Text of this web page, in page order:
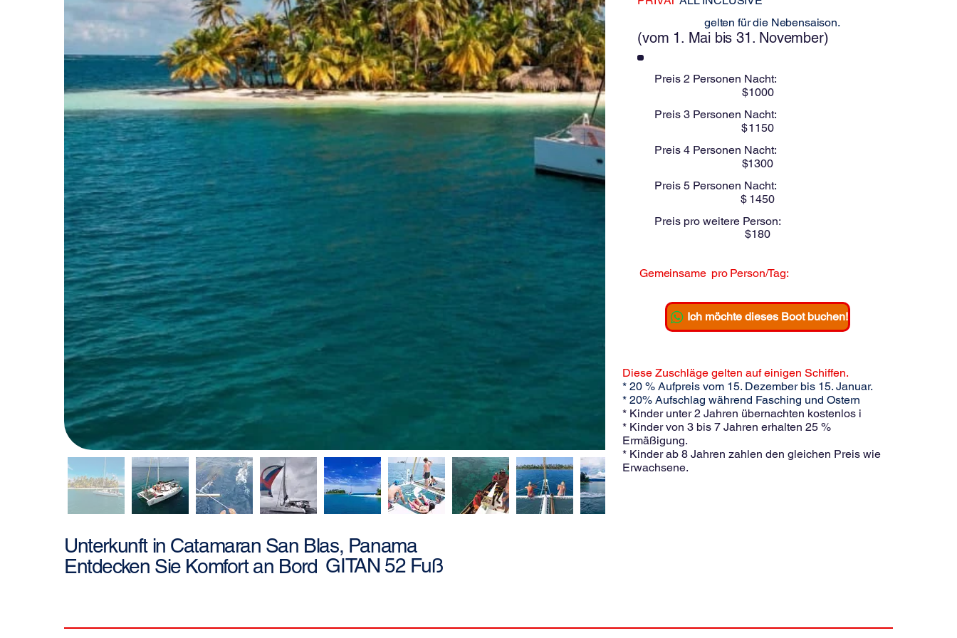
Unterkunft in Catamaran San Blas, Panama
Entdecken Sie Komfort an Bord GITAN 52 Fuß
Diese Preisegelten für die Nebensaison.
(vom 1. Mai bis 31. November)
Preis 2 Personen Nacht:
$1000
Preis 3 Personen Nacht:
$1150
Preis 4 Personen Nacht:
$1300
Preis 5 Personen Nacht:
$ 1450
Preis pro weitere Person:
$180
Gemeinsame pro Person/Tag:
Ich möchte dieses Boot buchen!
Diese Zuschläge gelten auf einigen Schiffen.
* 20 % Aufpreis vom 15. Dezember bis 15. Januar.
* 20% Aufschlag während Fasching und Ostern
* Kinder unter 2 Jahren übernachten kostenlos i
* Kinder von 3 bis 7 Jahren erhalten 25 %
Ermäßigung.
* Kinder ab 8 Jahren zahlen den gleichen Preis wie
Erwachsene.